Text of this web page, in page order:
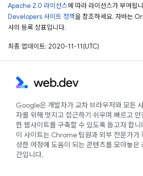
Apache 2.0 라이선스에 따라 라이선스가 부여됩
Developers 사이트 정책을 참조하세요. 자바는
사의 등록 상표입니다.
최종 업데이트: 2020-11-11(UTC)
Google은 개발자가 교차 브라우저와 모든
자를 위해 멋지고 접근하기 쉬우며 빠르고 안
한 웹사이트를 구축할 수 있도록 돕고자 합니
이 사이트는 Chrome 팀원과 외부 전문가가
성한 여정에 도움이 되는 콘텐츠를 모아놓은
간입니다.